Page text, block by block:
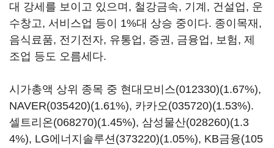
대 강세를 보이고 있으며, 철강금속, 기계, 건설업, 운
수창고, 서비스업 등이 1%대 상승 중이다. 종이목재,
음식료품, 전기전자, 유통업, 증권, 금융업, 보험, 제
조업 등도 오름세다.
시가총액 상위 종목 중 현대모비스(012330)(1.67%),
NAVER(035420)(1.61%), 카카오(035720)(1.53%).
셀트리온(068270)(1.45%), 삼성물산(028260)(1.3
4%), LG에너지솔루션(373220)(1.05%), KB금융(105